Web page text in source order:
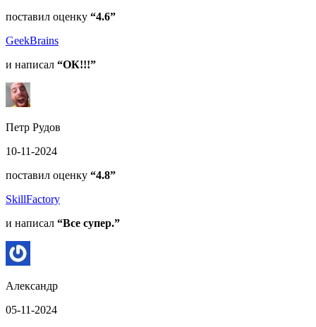
поставил оценку “4.6”
GeekBrains
и написал “ОК!!!”
Петр Рудов
10-11-2024
поставил оценку “4.8”
SkillFactory
и написал “Все супер.”
Александр
05-11-2024